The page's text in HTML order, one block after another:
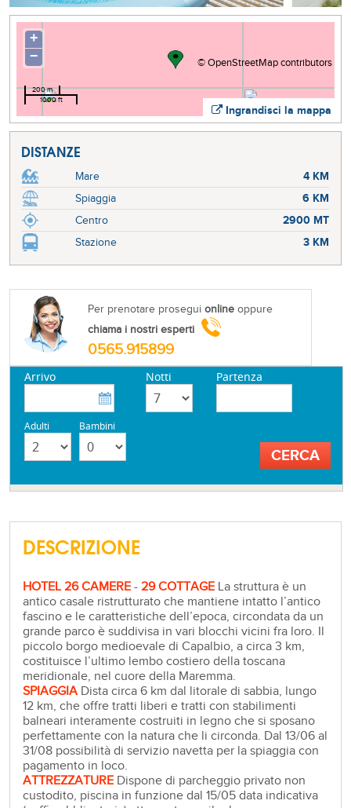
Ingrandisci la mappa
+
−
©OpenStreetMapcontributors
200 m
1000 ft
DISTANZE
Mare
4 KM
Spiaggia
6 KM
Centro
2900 MT
Stazione
3 KM
Per prenotare proseguionline oppure
chiama i nostri esperti
0565.915899
Arrivo Notti Partenza
Adulti Bambini
DESCRIZIONE
HOTEL 26 CAMERE -29 COTTAGE La struttura è un
antico casale ristrutturato che mantiene intatto l’antico
fascino e le caratteristiche dell’epoca, circondata da un
grande parco è suddivisa in vari blocchi vicini fra loro. Il
piccolo borgo medioevale di Capalbio, a circa 3 km,
costituisce l’ultimo lembo costiero della toscana
meridionale, nel cuore della Maremma.
SPIAGGIA Dista circa 6 km dal litorale di sabbia, lungo
12 km, che offre tratti liberi e tratti con stabilimenti
balneari interamente costruiti in legno che si sposano
perfettamente con la natura che li circonda. Dal 13/06 al
31/08 possibilità di servizio navetta per la spiaggia con
pagamento in loco.
ATTREZZATURE Dispone di parcheggio privato non
custodito, piscina in funzione dal 15/05 data indicativa